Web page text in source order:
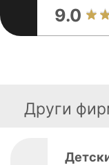
9.0
Други